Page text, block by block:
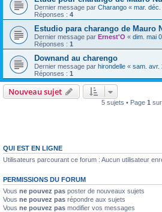
Dernier message par Charango « mar.
Réponses : 4
Estudio para charango de Mauro
Dernier message par Ernest'O « dim. mai
Réponses : 1
Downand au charengo
Dernier message par hirondelle « sam. avr.
Réponses : 1
Nouveau sujet
5 sujets • Page 1 sur
QUI EST EN LIGNE
Utilisateurs parcourant ce forum : Aucun utilisateur
PERMISSIONS DU FORUM
Vous ne pouvez pas poster de nouveaux sujets
Vous ne pouvez pas répondre aux sujets
Vous ne pouvez pas modifier vos messages